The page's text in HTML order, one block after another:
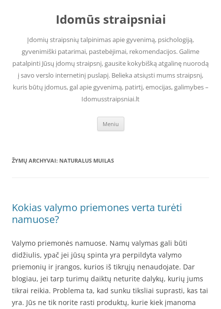
Idomūs straipsniai
Įdomių straipsnių talpinimas apie gyvenimą, psichologiją,
gyvenimiški patarimai, pastebėjimai, rekomendacijos. Galime
patalpinti Jūsų įdomų straipsnį, gausite kokybišką atgalinę nuorodą
į savo verslo internetinį puslapį. Belieka atsiųsti mums straipsnį,
kuris būtų įdomus, gal apie gyvenimą, patirtį, emocijas, galimybes –
Idomusstraipsniai.lt
Meniu
ŽYMŲ ARCHYVAI: NATURALUS MUILAS
Kokias valymo priemones verta turėti
namuose?
Valymo priemonės namuose. Namų valymas gali būti
didžiulis, ypač jei jūsų spinta yra perpildyta valymo
priemonių ir įrangos, kurios iš tikrųjų nenaudojate. Dar
blogiau, jei tarp turimų daiktų neturite dalykų, kurių jums
tikrai reikia. Problema ta, kad sunku tiksliai suprasti, kas tai
yra. Jūs ne tik norite rasti produktų, kurie kiek įmanoma